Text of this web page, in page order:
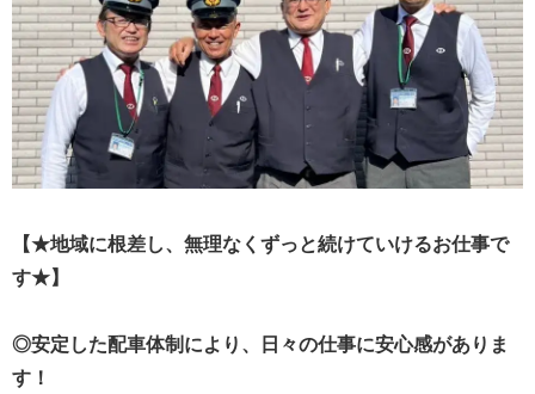
【★地域に根差し、無理なくずっと続けていけるお仕事で
す★】
◎安定した配車体制により、日々の仕事に安心感がありま
す！